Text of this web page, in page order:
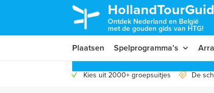
Ontdek Nederland en België
met de gouden gids van HTG!
Plaatsen Spelprogramma’s
Kies uit 2000+ groepsuitjes De